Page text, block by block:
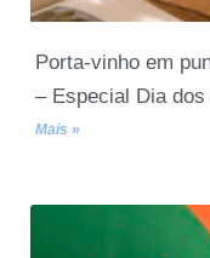
Porta-vinho em
– Especial Dia dos
Mais »